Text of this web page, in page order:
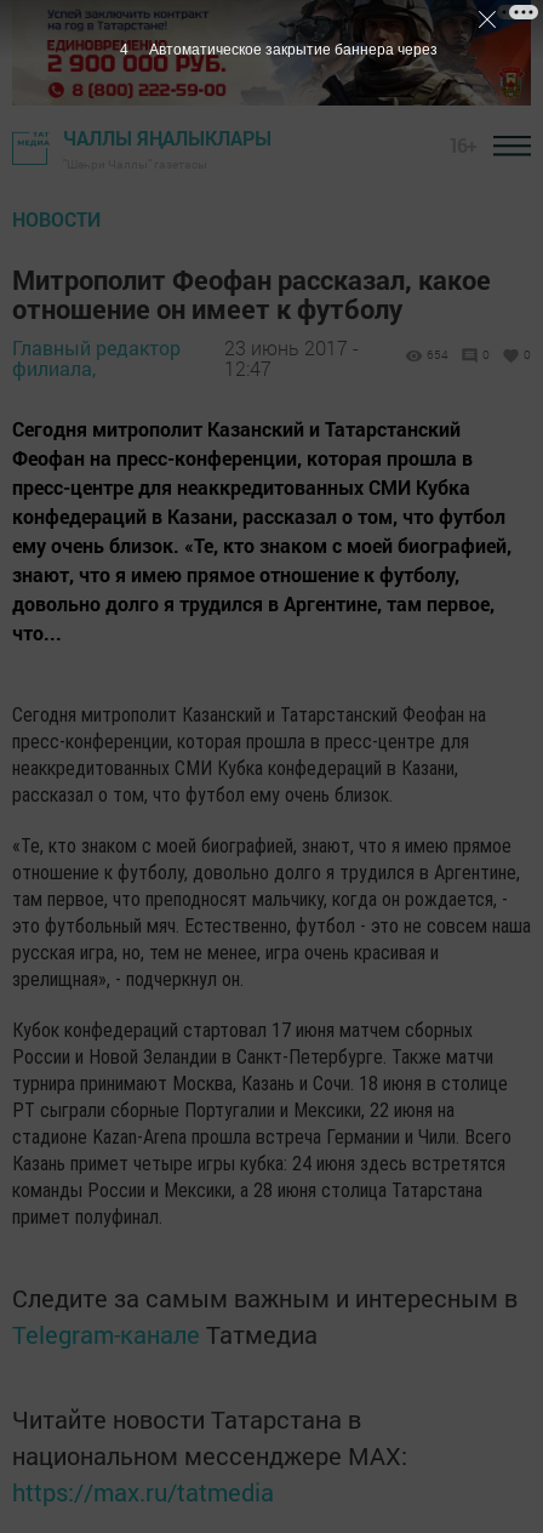
ЧАЛЛЫ ЯҢАЛЫКЛАРЫ
НОВОСТИ
Митрополит Феофан рассказал, какое
отношение он имеет к футболу
Главный редактор
филиала,
23 июнь 2017 -
12:47
654 0 0
Сегодня митрополит Казанский и Татарстанский
Феофан на пресс-конференции, которая прошла в
пресс-центре для неаккредитованных СМИ Кубка
конфедераций в Казани, рассказал о том, что футбол
ему очень близок. «Те, кто знаком с моей биографией,
знают, что я имею прямое отношение к футболу,
довольно долго я трудился в Аргентине, там первое,
что...
Сегодня митрополит Казанский и Татарстанский Феофан на
пресс-конференции, которая прошла в пресс-центре для
неаккредитованных СМИ Кубка конфедераций в Казани,
рассказал о том, что футбол ему очень близок.
«Те, кто знаком с моей биографией, знают, что я имею прямое
отношение к футболу, довольно долго я трудился в Аргентине,
там первое, что преподносят мальчику, когда он рождается, -
это футбольный мяч. Естественно, футбол - это не совсем наша
русская игра, но, тем не менее, игра очень красивая и
зрелищная», - подчеркнул он.
Кубок конфедераций стартовал 17 июня матчем сборных
России и Новой Зеландии в Санкт-Петербурге. Также матчи
турнира принимают Москва, Казань и Сочи. 18 июня в столице
РТ сыграли сборные Португалии и Мексики, 22 июня на
стадионе Kazan-Arena прошла встреча Германии и Чили. Всего
Казань примет четыре игры кубка: 24 июня здесь встретятся
команды России и Мексики, а 28 июня столица Татарстана
примет полуфинал.
Следите за самым важным и интересным в
Telegram-канале Татмедиа
Читайте новости Татарстана в
национальном мессенджере MАХ:
https://max.ru/tatmedia
3 Автоматическое закрытие баннера через